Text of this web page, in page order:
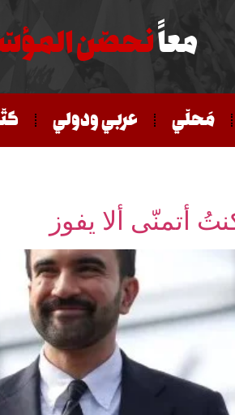
معاًنحصّن
مَحلّي عربي ودولي
أتمنّى ألا يفوز